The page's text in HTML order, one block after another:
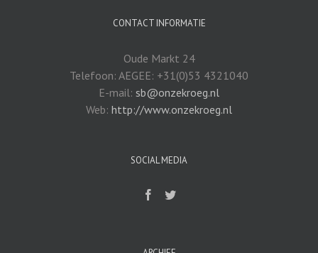
CONTACT INFORMATIE
Oude Markt 24
Telefoon: AEGEE: +31(0)53 4321040
E-mail: sb@onzekroeg.nl
Web: http://www.onzekroeg.nl
SOCIAL MEDIA